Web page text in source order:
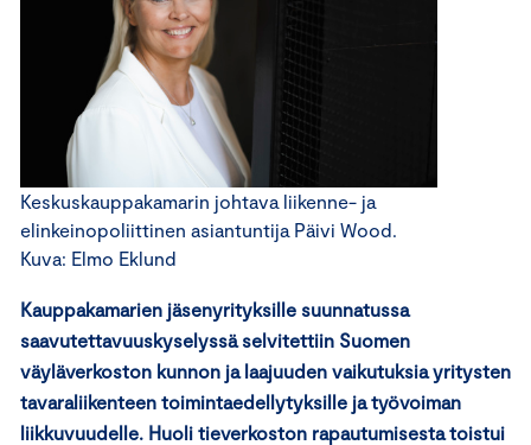
Keskuskauppakamarin johtava liikenne- ja
elinkeinopoliittinen asiantuntija Päivi Wood.
Kuva: Elmo Eklund
Kauppakamarien jäsenyrityksille suunnatussa
saavutettavuuskyselyssä selvitettiin Suomen
väyläverkoston kunnon ja laajuuden vaikutuksia yritysten
tavaraliikenteen toimintaedellytyksille ja työvoiman
liikkuvuudelle. Huoli tieverkoston rapautumisesta toistui